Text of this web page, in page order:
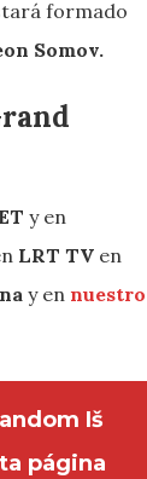
formado
Somov.
y en
LRT TV en
y en nuestro
Iš
página